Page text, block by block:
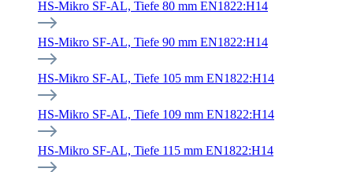
HS-Mikro SF-AL, Tiefe 80 mm EN1822:H14
HS-Mikro SF-AL, Tiefe 90 mm EN1822:H14
HS-Mikro SF-AL, Tiefe 105 mm EN1822:H14
HS-Mikro SF-AL, Tiefe 109 mm EN1822:H14
HS-Mikro SF-AL, Tiefe 115 mm EN1822:H14